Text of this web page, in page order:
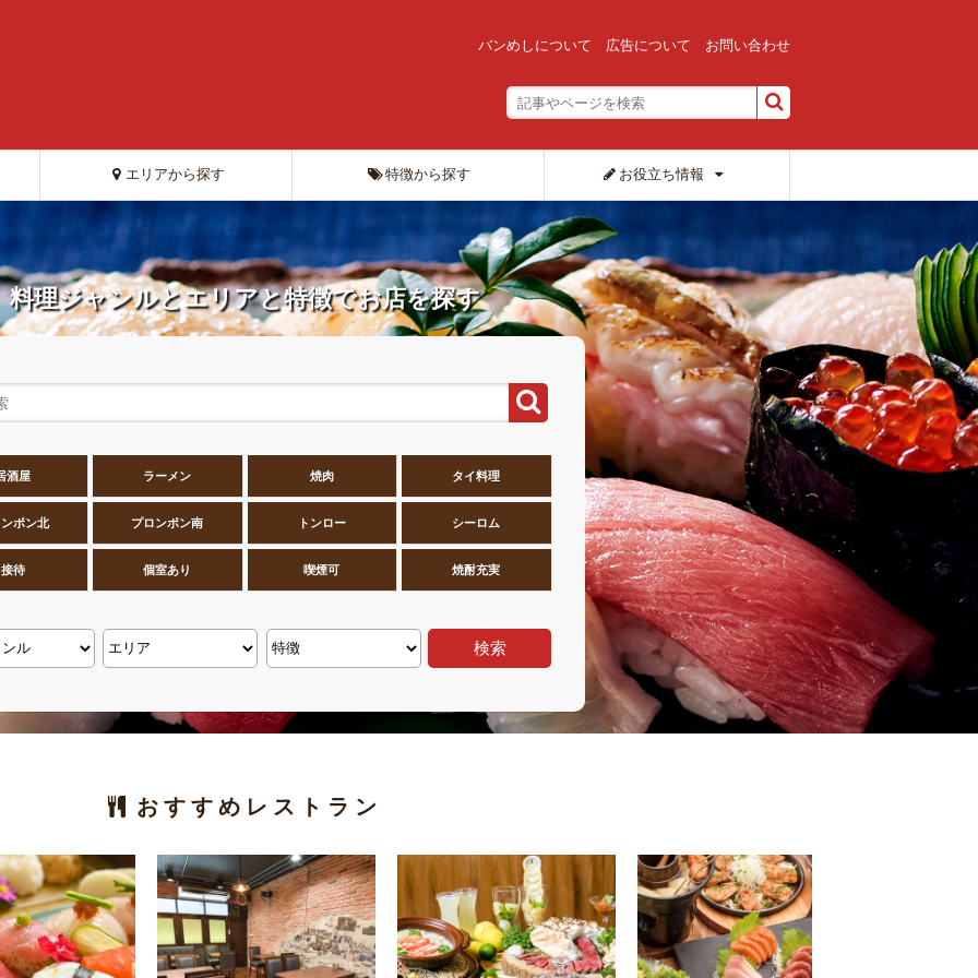
バンめしについて 広告について お問い合わせ
エリアから探す 特徴から探す お役立ち情報
料理ジャンルとエリアと特徴でお店を探す
酒屋 ラーメン 焼肉 タイ料理
ポン北 プロンポン南 トンロー シーロム
接待 個室あり 喫煙可 焼酎充実
検索
おすすめレストラン